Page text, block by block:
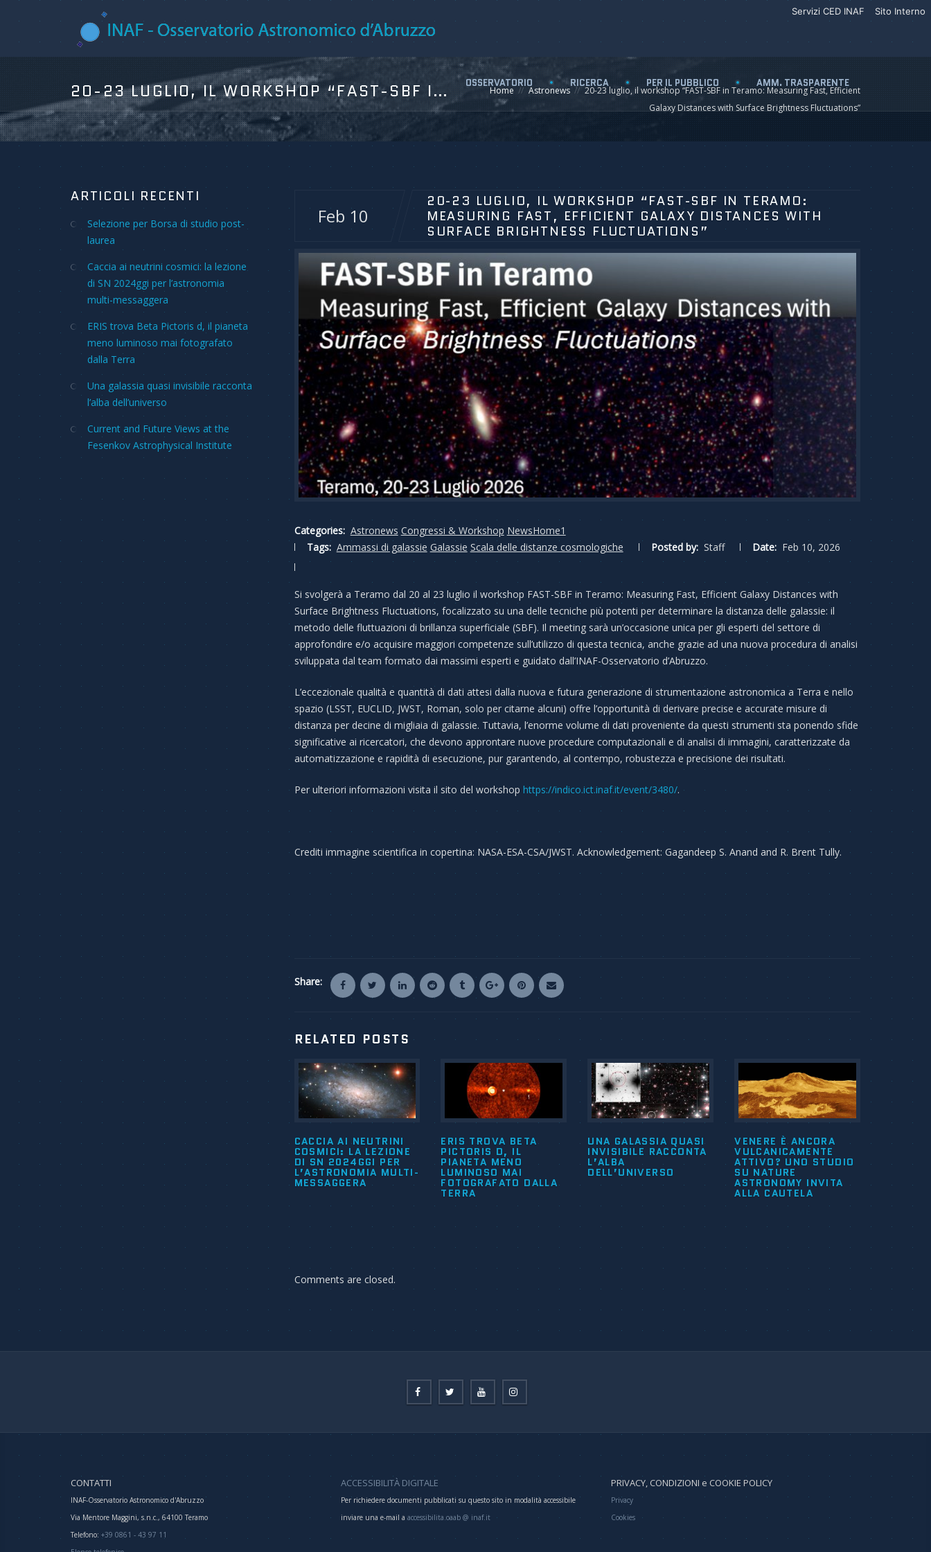
Sito Interno
Servizi CED INAF
OSSERVATORIO RICERCA PER IL PUBBLICO AMM. TRASPARENTE
20-23 LUGLIO, IL WORKSHOP “FAST-SBF IN TERAMO: MEASURING FAST, EFFICIENT GALAXY DISTANCES WITH SURFACE BRIGHTNESS FLUCTUATIONS” Home Astronews
20-23 luglio, il workshop “FAST-SBF in Teramo: Measuring Fast, Efficient
Galaxy Distances with Surface Brightness Fluctuations”
Feb 10
20-23 LUGLIO, IL WORKSHOP “FAST-SBF IN TERAMO:
MEASURING FAST, EFFICIENT GALAXY DISTANCES WITH
SURFACE BRIGHTNESS FLUCTUATIONS”
Categories: Astronews Congressi & Workshop NewsHome1
Tags: Ammassi di galassie Galassie Scala delle distanze cosmologiche Posted by: Staff Date: Feb 10, 2026
Si svolgerà a Teramo dal 20 al 23 luglio il workshop FAST-SBF in Teramo: Measuring Fast, Efficient Galaxy Distances with
Surface Brightness Fluctuations, focalizzato su una delle tecniche più potenti per determinare la distanza delle galassie: il
metodo delle fluttuazioni di brillanza superficiale (SBF). Il meeting sarà un’occasione unica per gli esperti del settore di
approfondire e/o acquisire maggiori competenze sull’utilizzo di questa tecnica, anche grazie ad una nuova procedura di analisi
sviluppata dal team formato dai massimi esperti e guidato dall’INAF-Osservatorio d’Abruzzo.
L’eccezionale qualità e quantità di dati attesi dalla nuova e futura generazione di strumentazione astronomica a Terra e nello
spazio (LSST, EUCLID, JWST, Roman, solo per citarne alcuni) offre l’opportunità di derivare precise e accurate misure di
distanza per decine di migliaia di galassie. Tuttavia, l’enorme volume di dati proveniente da questi strumenti sta ponendo sfide
significative ai ricercatori, che devono approntare nuove procedure computazionali e di analisi di immagini, caratterizzate da
automatizzazione e rapidità di esecuzione, pur garantendo, al contempo, robustezza e precisione dei risultati.
Per ulteriori informazioni visita il sito del workshop https://indico.ict.inaf.it/event/3480/.
Crediti immagine scientifica in copertina: NASA-ESA-CSA/JWST. Acknowledgement: Gagandeep S. Anand and R. Brent Tully.
Share:
RELATED POSTS
CACCIA AI NEUTRINI
COSMICI: LA LEZIONE
DI SN 2024GGI PER
L’ASTRONOMIA MULTI-
MESSAGGERA
ERIS TROVA BETA
PICTORIS D, IL
PIANETA MENO
LUMINOSO MAI
FOTOGRAFATO DALLA
TERRA
UNA GALASSIA QUASI
INVISIBILE RACCONTA
L’ALBA
DELL’UNIVERSO
VENERE È ANCORA
VULCANICAMENTE
ATTIVO? UNO STUDIO
SU NATURE
ASTRONOMY INVITA
ALLA CAUTELA
Comments are closed.
ARTICOLI RECENTI
Selezione per Borsa di studio post-
laurea
Caccia ai neutrini cosmici: la lezione
di SN 2024ggi per l’astronomia
multi-messaggera
ERIS trova Beta Pictoris d, il pianeta
meno luminoso mai fotografato
dalla Terra
Una galassia quasi invisibile racconta
l’alba dell’universo
Current and Future Views at the
Fesenkov Astrophysical Institute
CONTATTI
INAF-Osservatorio Astronomico d'Abruzzo
Via Mentore Maggini, s.n.c., 64100 Teramo
Telefono: +39 0861 - 43 97 11
ACCESSIBILITÀ DIGITALE
Per richiedere documenti pubblicati su questo sito in modalità accessibile
inviare una e-mail a accessibilita.oaab @ inaf.it
PRIVACY, CONDIZIONI e COOKIE POLICY
Privacy
Cookies